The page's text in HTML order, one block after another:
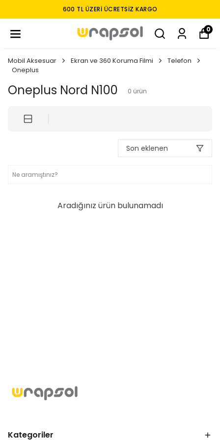
600 TL ÜZERI ÜCRETSIZ KARGO
0
Mobil Aksesuar Ekran ve 360 Koruma Filmi
Telefon
Oneplus
Oneplus Nord N100 0 ürün
Son eklenen
Aradığınız ürün bulunamadı
Kategoriler